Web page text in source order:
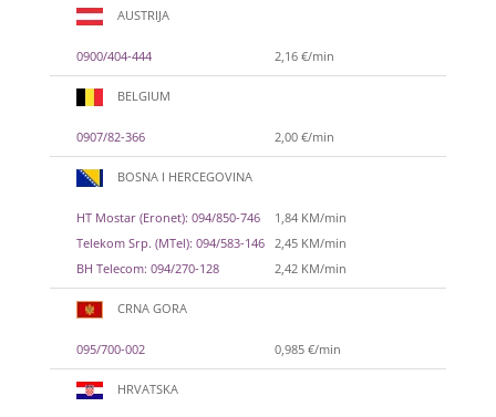
AUSTRIJA
0900/404-444 2,16 €/min
BELGIUM
0907/82-366 2,00 €/min
BOSNA I HERCEGOVINA
HT Mostar (Eronet): 094/850-746
1,84 KM/min
Telekom Srp. (MTel): 094/583-146
2,45 KM/min
BH Telecom: 094/270-128
2,42 KM/min
CRNA GORA
095/700-002 0,985 €/min
HRVATSKA